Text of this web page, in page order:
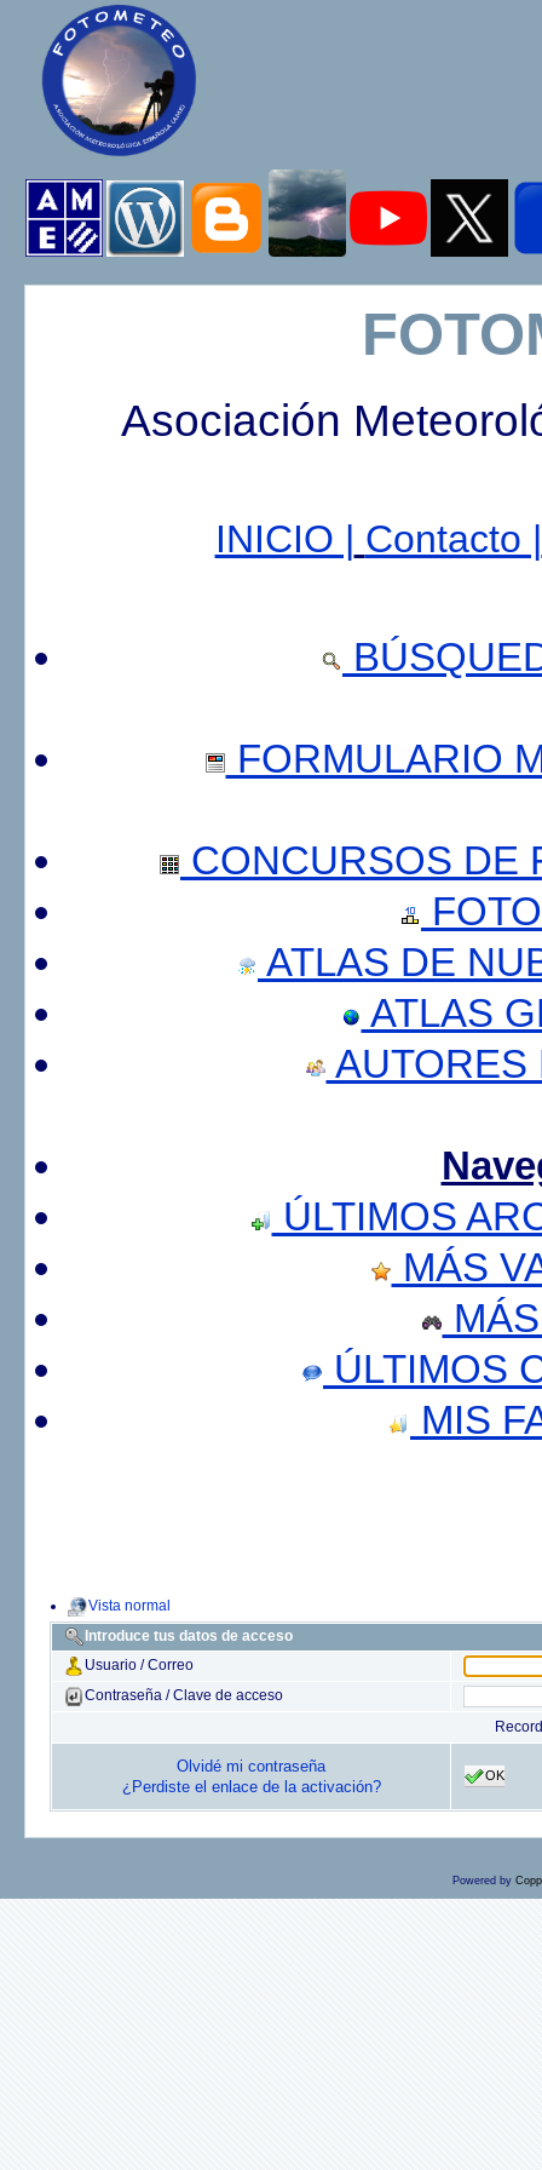
Asociación
INICIO | Contacto |
FORMULARIO
CONCURSOS DE
ATLAS DE
ATLAS
AUTORES
ÚLTIMOS
MÁS
ÚLTIMOS
MIS
Vista normal
Introduce tus datos de acceso
Usuario / Correo
Contraseña / Clave de acceso
Olvidé mi contraseña
¿Perdiste el enlace de la activación?
OK
Powered by